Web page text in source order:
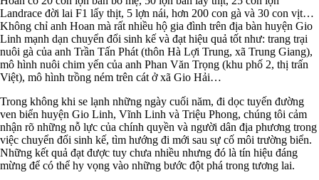
Landrace đời lai F1 lấy thịt, 5 lợn nái, hơn 200 con gà và 30 con vịt…
Không chỉ anh Hoan mà rất nhiều hộ gia đình trên địa bàn huyện Gio
Linh mạnh dạn chuyển đổi sinh kế và đạt hiệu quả tốt như: trang trại
nuôi gà của anh Trần Tấn Phát (thôn Hà Lợi Trung, xã Trung Giang),
mô hình nuôi chim yến của anh Phan Văn Trọng (khu phố 2, thị trấn
Việt), mô hình trồng ném trên cát ở xã Gio Hải…
Trong không khi se lạnh những ngày cuối năm, đi dọc tuyến đường
ven biển huyện Gio Linh, Vĩnh Linh và Triệu Phong, chúng tôi cảm
nhận rõ những nỗ lực của chính quyền và người dân địa phương trong
việc chuyển đổi sinh kế, tìm hướng đi mới sau sự cố môi trường biển.
Những kết quả đạt được tuy chưa nhiều nhưng đó là tín hiệu đáng
mừng để có thể hy vọng vào những bước đột phá trong tương lai.